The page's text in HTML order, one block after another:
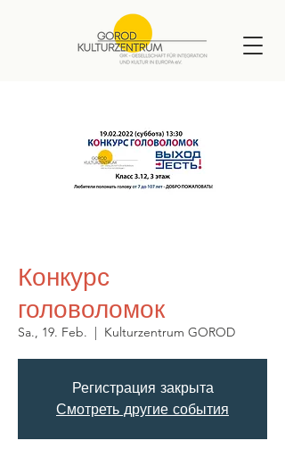
Конкурс
головоломок
Sa., 19. Feb.
  |
Kulturzentrum GOROD
Регистрация закрыта
Смотреть другие события